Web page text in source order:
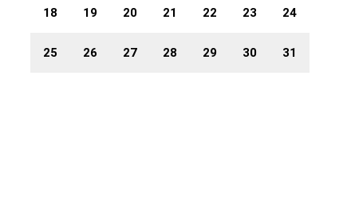
18 19 20 21 22 23 24
25 26 27 28 29 30 31